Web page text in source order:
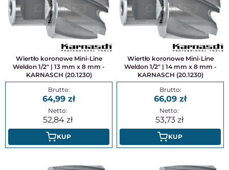
Wiertło koronowe Mini-Line
Weldon 1/2" | 13 mm x 8 mm -
KARNASCH (20.1230)
64,99
52,84
KUP
Wiertło koronowe Mini-Line
Weldon 1/2" | 14 mm x 8 mm -
KARNASCH (20.1230)
66,09
53,73
KUP